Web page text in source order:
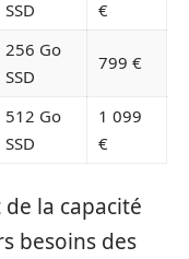
SSD
€
256 Go
SSD
799 €
512 Go
SSD
1 099
€
la capacité
besoins des